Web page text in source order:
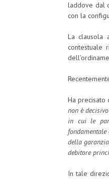
laddove dal
con la
La clausola
contestuale
Ha precisato
non è
in cui le
della
debitore
In tale